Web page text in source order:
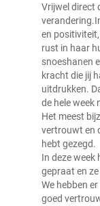
Vrijwel direct
en
rust in haar
snoeshanen
kracht die jij
uitdrukken.
de hele week
Het meest
vertrouwt en
hebt gezegd.
In deze week
gepraat en
We hebben
goed